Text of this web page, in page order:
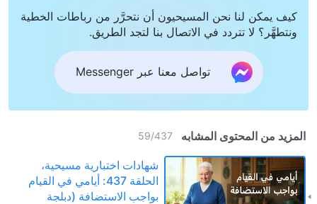
كيف يمكن لنا نحن المسيحيون أن نتحرَّر من رباطات الخطية
ونتطهَّر؟ لا تتردد في الاتصال بنا لتجد الطريق.
تواصل معنا عبر Messenger
المزيد من المحتوى المشابه 59/437
شهادات اختبارية مسيحية،
الحلقة 437: أيامي في القيام
بواجب الاستضافة (دبلجة